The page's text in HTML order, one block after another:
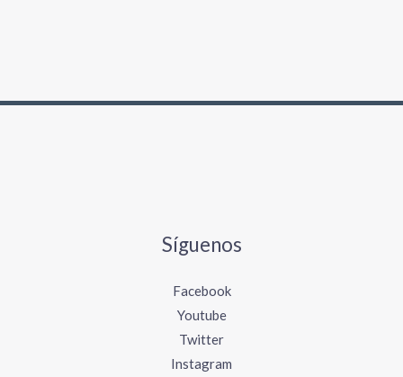
Síguenos
Facebook
Youtube
Twitter
Instagram